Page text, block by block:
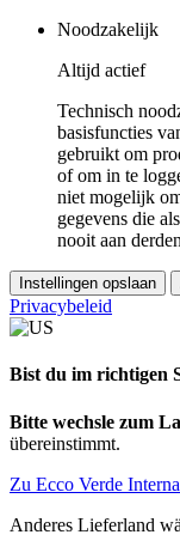
Noodzakelijk
Altijd actief
Technisch
basisfuncties
gebruikt om
of om in te
niet mogelijk
gegevens die
nooit aan
Instellingen opslaan
Privacybeleid
Bist du im richtigen
Bitte wechsle zum
übereinstimmt.
Zu Ecco Verde
Anderes Lieferland